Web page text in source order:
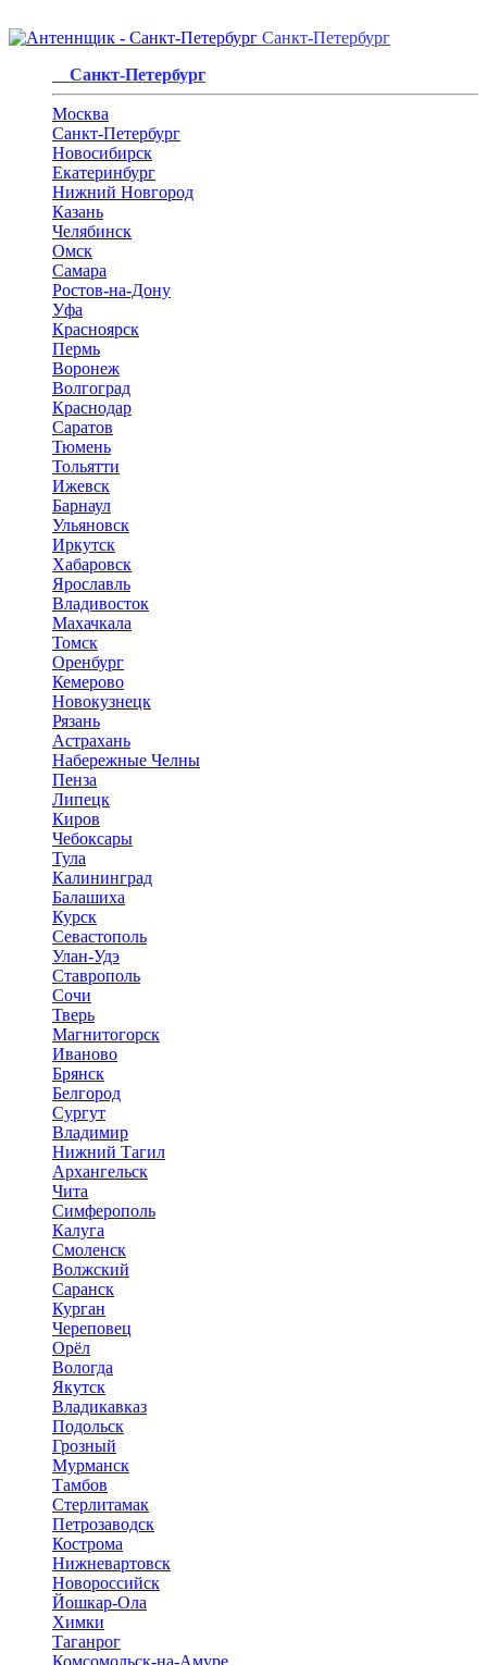
Санкт-Петербург
Санкт-Петербург
Москва
Санкт-Петербург
Новосибирск
Екатеринбург
Нижний Новгород
Казань
Челябинск
Омск
Самара
Ростов-на-Дону
Уфа
Красноярск
Пермь
Воронеж
Волгоград
Краснодар
Саратов
Тюмень
Тольятти
Ижевск
Барнаул
Ульяновск
Иркутск
Хабаровск
Ярославль
Владивосток
Махачкала
Томск
Оренбург
Кемерово
Новокузнецк
Рязань
Астрахань
Набережные Челны
Пенза
Липецк
Киров
Чебоксары
Тула
Калининград
Балашиха
Курск
Севастополь
Улан-Удэ
Ставрополь
Сочи
Тверь
Магнитогорск
Иваново
Брянск
Белгород
Сургут
Владимир
Нижний Тагил
Архангельск
Чита
Симферополь
Калуга
Смоленск
Волжский
Саранск
Курган
Череповец
Орёл
Вологда
Якутск
Владикавказ
Подольск
Грозный
Мурманск
Тамбов
Стерлитамак
Петрозаводск
Кострома
Нижневартовск
Новороссийск
Йошкар-Ола
Химки
Таганрог
Комсомольск-на-Амуре